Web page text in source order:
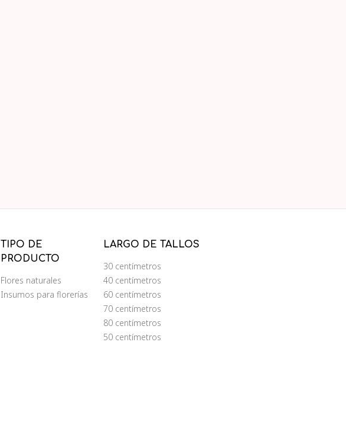
TIPO DE
PRODUCTO
Flores naturales
Insumos para florerías
LARGO DE TALLOS
30 centímetros
40 centímetros
60 centímetros
70 centímetros
80 centímetros
50 centímetros